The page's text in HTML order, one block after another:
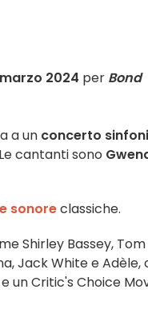
2024 per Bond
a un concerto
cantanti sono
sonoreclassiche.
Shirley Bassey, Tom
Jack White e Adèle,
un Critic's Choice